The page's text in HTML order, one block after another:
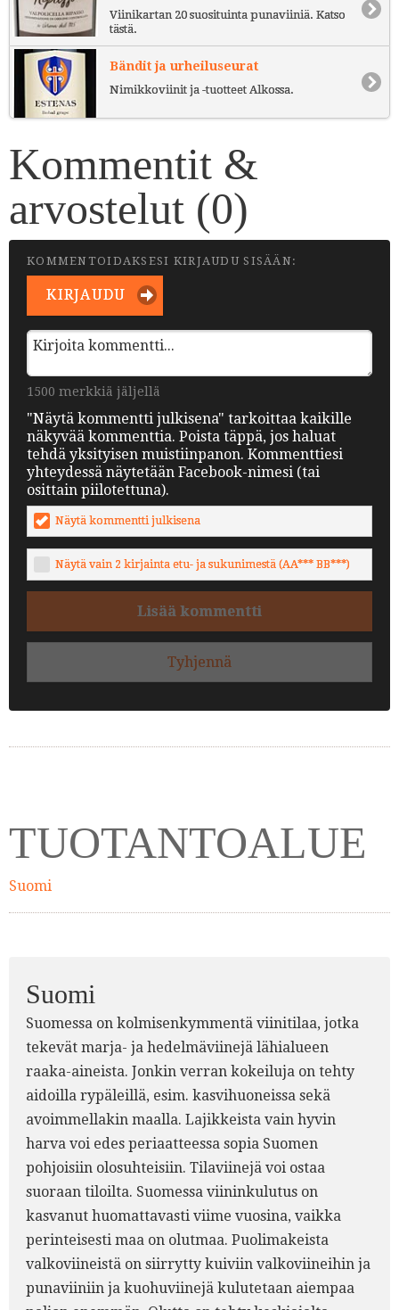
Viinikartan 20 suosituinta punaviiniä. Katso
tästä.
Bändit ja urheiluseurat
Nimikkoviinit ja -tuotteet Alkossa.
Kommentit &
arvostelut (0)
KOMMENTOIDAKSESI KIRJAUDU SISÄÄN:
KIRJAUDU
1500 merkkiä jäljellä
"Näytä kommentti julkisena" tarkoittaa kaikille
näkyvää kommenttia. Poista täppä, jos haluat
tehdä yksityisen muistiinpanon. Kommenttiesi
yhteydessä näytetään Facebook-nimesi (tai
osittain piilotettuna).
Näytä kommentti julkisena
Näytä vain 2 kirjainta etu- ja sukunimestä (AA*** BB***)
Lisää kommentti
Tyhjennä
TUOTANTOALUE
Suomi
Suomi
Suomessa on kolmisenkymmentä viinitilaa, jotka
tekevät marja- ja hedelmäviinejä lähialueen
raaka-aineista. Jonkin verran kokeiluja on tehty
aidoilla rypäleillä, esim. kasvihuoneissa sekä
avoimmellakin maalla. Lajikkeista vain hyvin
harva voi edes periaatteessa sopia Suomen
pohjoisiin olosuhteisiin. Tilaviinejä voi ostaa
suoraan tiloilta. Suomessa viininkulutus on
kasvanut huomattavasti viime vuosina, vaikka
perinteisesti maa on olutmaa. Puolimakeista
valkoviineistä on siirrytty kuiviin valkoviineihin ja
punaviiniin ja kuohuviinejä kulutetaan aiempaa